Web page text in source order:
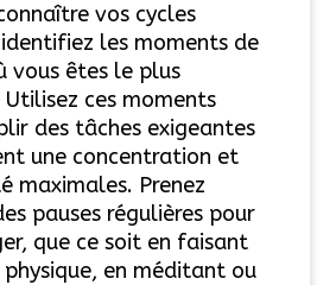
vos cycles
identifiez les moments de
vous êtes le plus
ces moments
des tâches exigeantes
une concentration et
maximales. Prenez
pauses régulières pour
que ce soit en faisant
physique, en méditant ou